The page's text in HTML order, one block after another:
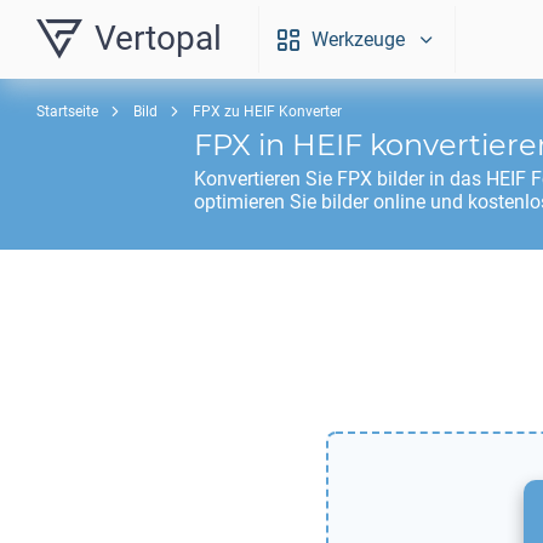
Vertopal Werkzeuge
Startseite Bild FPX zu HEIF Konverter
FPX in HEIF
Konvertieren Sie FPX bilder in das HEIF
optimieren Sie bilder online und